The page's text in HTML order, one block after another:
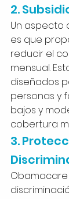
2.
Un aspecto
es que
reducir el
mensual.
diseñados
personas y
bajos y
cobertura
3.